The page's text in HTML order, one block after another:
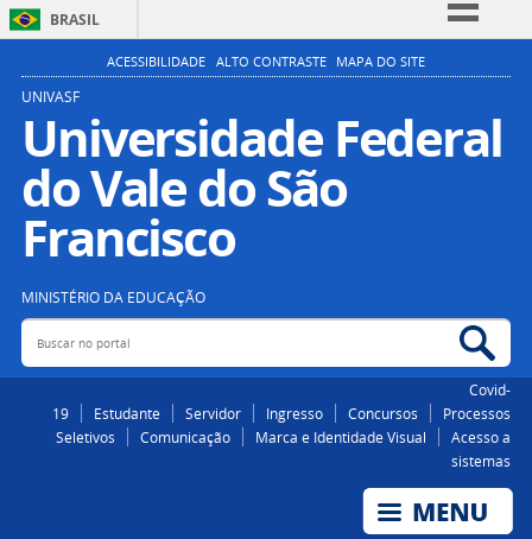
BRASIL
Simplifique!
Participe
Acesso à informação
Legislação
ACESSIBILIDADE ALTO CONTRASTE MAPA DO SITE
UNIVASF
Universidade Federal
do Vale do São
Francisco
MINISTÉRIO DA EDUCAÇÃO
Buscar no portal
Covid-
19
Estudante Servidor Ingresso Concursos
Processos
Seletivos
Comunicação Marca e Identidade Visual
Acesso a
sistemas